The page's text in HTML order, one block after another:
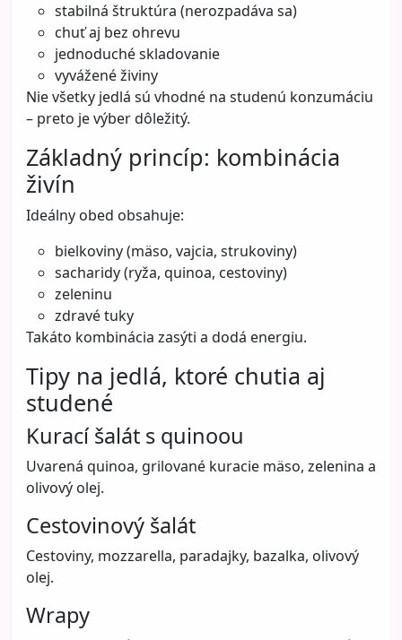
stabilná štruktúra (nerozpadáva sa)
chuť aj bez ohrevu
jednoduché skladovanie
vyvážené živiny
Nie všetky jedlá sú vhodné na studenú konzumáciu
– preto je výber dôležitý.
Základný princíp: kombinácia
živín
Ideálny obed obsahuje:
bielkoviny (mäso, vajcia, strukoviny)
sacharidy (ryža, quinoa, cestoviny)
zeleninu
zdravé tuky
Takáto kombinácia zasýti a dodá energiu.
Tipy na jedlá, ktoré chutia aj
studené
Kurací šalát s quinoou
Uvarená quinoa, grilované kuracie mäso, zelenina a
olivový olej.
Cestovinový šalát
Cestoviny, mozzarella, paradajky, bazalka, olivový
olej.
Wrapy